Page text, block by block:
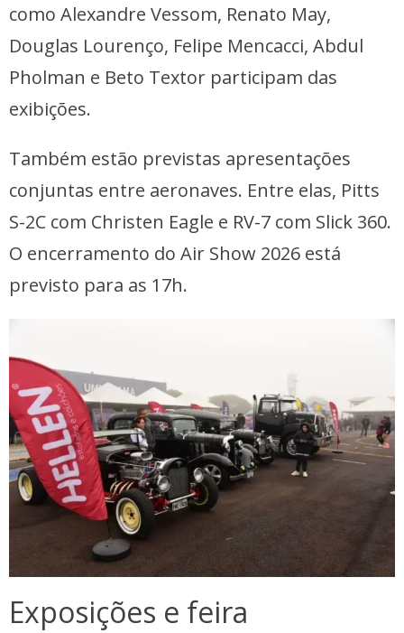
como Alexandre Vessom, Renato May,
Douglas Lourenço, Felipe Mencacci, Abdul
Pholman e Beto Textor participam das
exibições.
Também estão previstas apresentações
conjuntas entre aeronaves. Entre elas, Pitts
S-2C com Christen Eagle e RV-7 com Slick 360.
O encerramento do Air Show 2026 está
previsto para as 17h.
Exposições e feira